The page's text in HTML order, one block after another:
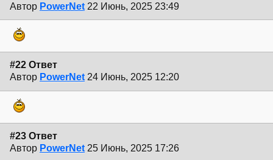
Автор PowerNet 22 Июнь, 2025 23:49
#22 Ответ
Автор PowerNet 24 Июнь, 2025 12:20
#23 Ответ
Автор PowerNet 25 Июнь, 2025 17:26